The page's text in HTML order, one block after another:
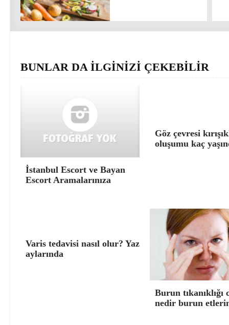
BUNLAR DA İLGİNİZİ ÇEKEBİLİR
İstanbul Escort ve Bayan
Escort Aramalarınıza
Göz çevresi
oluşumu kaç
Varis tedavisi nasıl olur? Yaz
aylarında
Burun tıkanıklığı
nedir burun